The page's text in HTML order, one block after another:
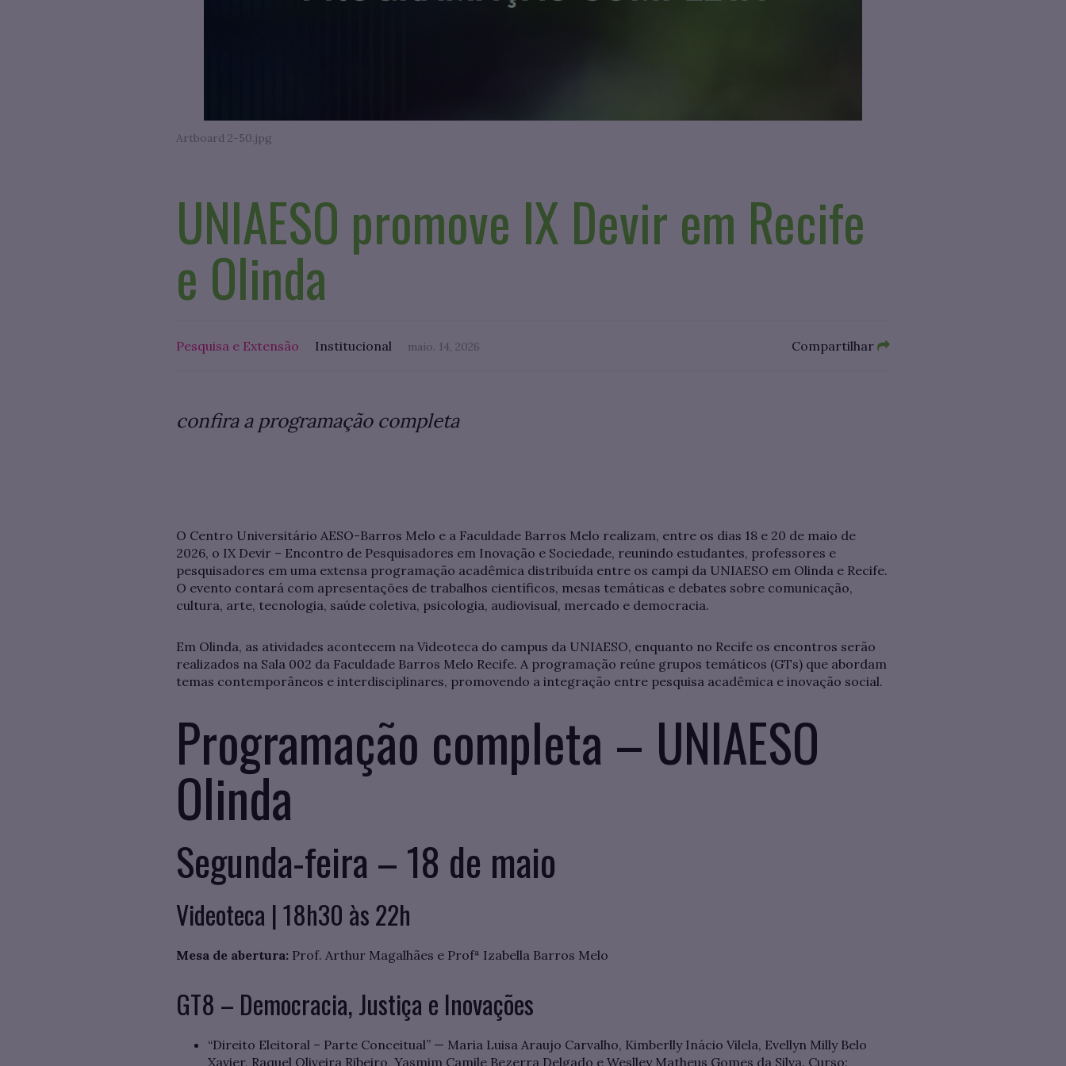
Artboard 2-50.jpg
UNIAESO promove IX Devir em Recife
e Olinda
Pesquisa e Extensão Institucional maio. 14, 2026 Compartilhar
confira a programação completa
O Centro Universitário AESO-Barros Melo e a Faculdade Barros Melo realizam, entre os dias 18 e 20 de maio de
2026, o IX Devir – Encontro de Pesquisadores em Inovação e Sociedade, reunindo estudantes, professores e
pesquisadores em uma extensa programação acadêmica distribuída entre os campi da UNIAESO em Olinda e Recife.
O evento contará com apresentações de trabalhos científicos, mesas temáticas e debates sobre comunicação,
cultura, arte, tecnologia, saúde coletiva, psicologia, audiovisual, mercado e democracia.
Em Olinda, as atividades acontecem na Videoteca do campus da UNIAESO, enquanto no Recife os encontros serão
realizados na Sala 002 da Faculdade Barros Melo Recife. A programação reúne grupos temáticos (GTs) que abordam
temas contemporâneos e interdisciplinares, promovendo a integração entre pesquisa acadêmica e inovação social.
Programação completa – UNIAESO
Olinda
Segunda-feira – 18 de maio
Videoteca | 18h30 às 22h
Mesa de abertura: Prof. Arthur Magalhães e Profª Izabella Barros Melo
GT8 – Democracia, Justiça e Inovações
“Direito Eleitoral – Parte Conceitual” — Maria Luisa Araujo Carvalho, Kimberlly Inácio Vilela, Evellyn Milly Belo
Xavier, Raquel Oliveira Ribeiro, Yasmim Camile Bezerra Delgado e Weslley Matheus Gomes da Silva. Curso: